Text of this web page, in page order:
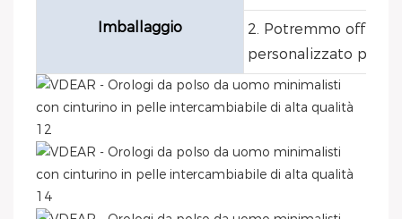
Imballaggio
2. Potremmo offrire
personalizzato per